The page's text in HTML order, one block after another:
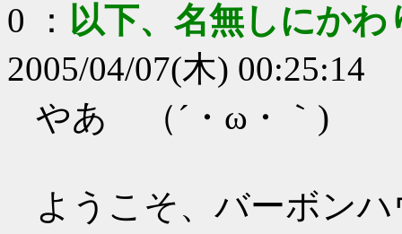
0 ： 以下、名無しにか
2005/04/07(木) 00:25:14
やあ （´・ω・｀)
ようこそ、バーボン